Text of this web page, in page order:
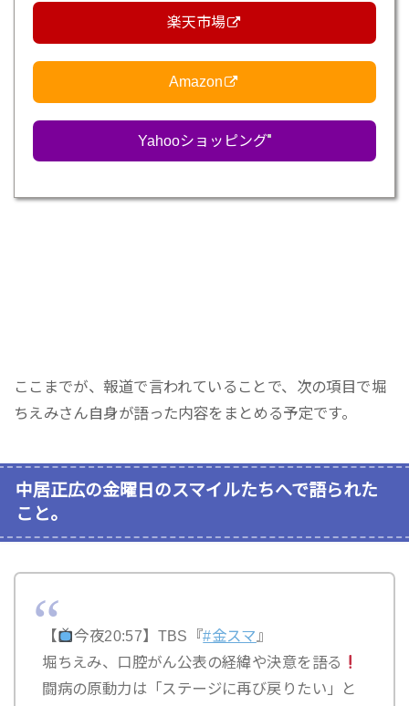
楽天市場
Amazon
Yahooショッピング
ここまでが、報道で言われていることで、次の項目で堀
ちえみさん自身が語った内容をまとめる予定です。
中居正広の金曜日のスマイルたちへで語られた
こと。
【 今夜20:57】TBS『#金スマ 』
堀ちえみ、口腔がん公表の経緯や決意を語る
闘病の原動力は「ステージに再び戻りたい」と